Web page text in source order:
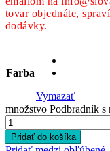
tovar objednáte,
dodávky.
Farba
Vymazať
množstvo Podbradník
Pridať do košíka